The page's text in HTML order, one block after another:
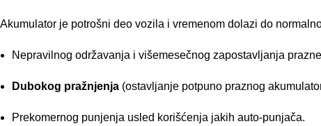
Akumulator je potrošni deo vozila i vremenom dolazi do
Nepravilnog održavanja i višemesečnog zapostavljanja
Dubokog pražnjenja (ostavljanje potpuno praznog
Prekomernog punjenja usled korišćenja jakih auto-punjača.